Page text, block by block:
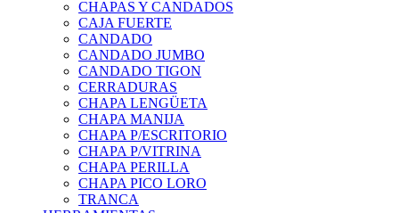
CHAPAS Y CANDADOS
CAJA FUERTE
CANDADO
CANDADO JUMBO
CANDADO TIGON
CERRADURAS
CHAPA LENGÜETA
CHAPA MANIJA
CHAPA P/ESCRITORIO
CHAPA P/VITRINA
CHAPA PERILLA
CHAPA PICO LORO
TRANCA